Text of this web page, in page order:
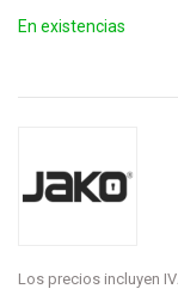
En existencias
Los precios incluyen